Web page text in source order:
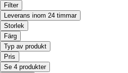
Filter
Leverans inom 24 timmar
Storlek
Färg
Typ av produkt
Pris
Se 4 produkter